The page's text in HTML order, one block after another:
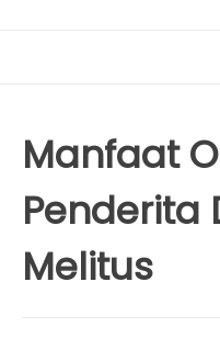
Manfaat
Penderita
Melitus